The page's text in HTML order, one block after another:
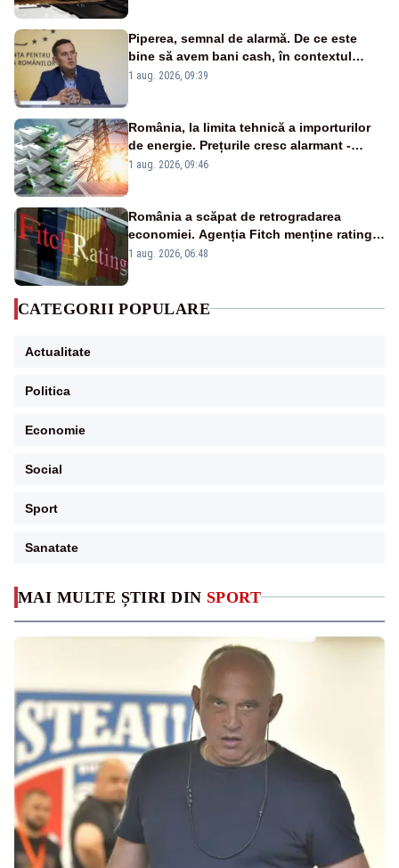
MAI MULTE ȘTIRI DIN SPORT
Piperea, semnal de alarmă. De ce este
bine să avem bani cash, în contextul
alertei energetice?
1 aug. 2026, 09:39
România, la limita tehnică a importurilor
de energie. Prețurile cresc alarmant -
Analiză Realitatea Plus
1 aug. 2026, 09:46
România a scăpat de retrogradarea
economiei. Agenția Fitch menține ratingul
„BBB-” cu perspectivă negativă
1 aug. 2026, 06:48
CATEGORII POPULARE
Actualitate
Politica
Economie
Social
Sport
Sanatate